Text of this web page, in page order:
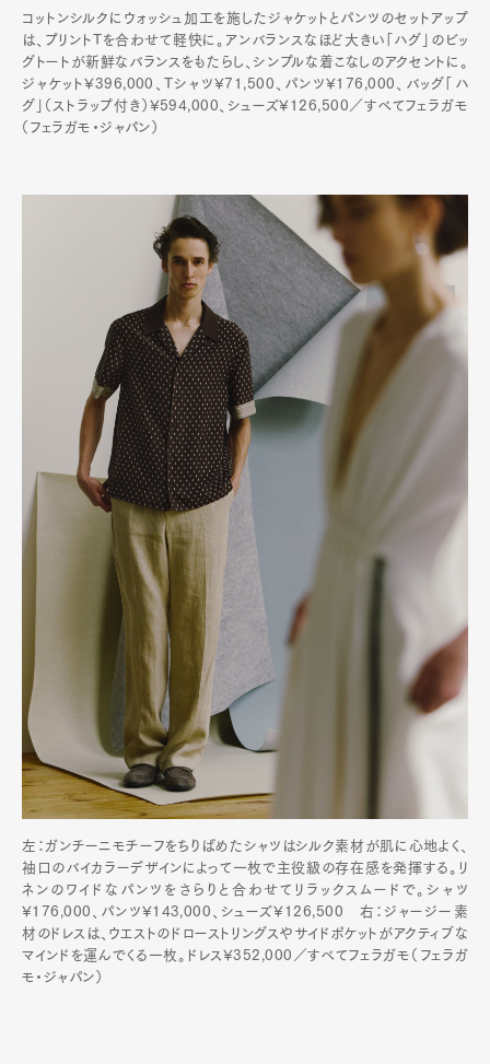
コットンシルクにウォッシュ加工を施したジャケットとパンツのセットアップ
は、プリントTを合わせて軽快に。アンバランスなほど大きい「ハグ」のビッ
グトートが新鮮なバランスをもたらし、シンプルな着こなしのアクセントに。
ジャケット¥396,000、Tシャツ¥71,500、パンツ¥176,000、バッグ「ハ
グ」（ストラップ付き）¥594,000、シューズ¥126,500／すべてフェラガモ
（フェラガモ・ジャパン）
左：ガンチーニモチーフをちりばめたシャツはシルク素材が肌に心地よく、
袖口のバイカラーデザインによって一枚で主役級の存在感を発揮する。リ
ネンのワイドなパンツをさらりと合わせてリラックスムードで。シャツ
¥176,000、パンツ¥143,000、シューズ¥126,500 右：ジャージー素
材のドレスは、ウエストのドローストリングスやサイドポケットがアクティブな
マインドを運んでくる一枚。ドレス¥352,000／すべてフェラガモ（フェラガ
モ・ジャパン）